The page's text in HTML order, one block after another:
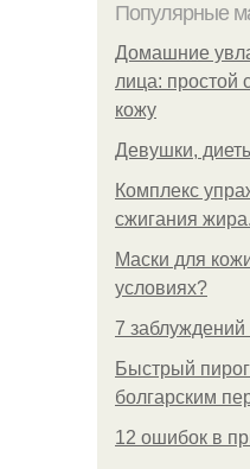
Популярные
Домашние
лица: простой
кожу
Девушки,
Комплекс
сжигания жира.
Маски для
условиях?
7 заблуждений
Быстрый
болгарским
12 ошибок в